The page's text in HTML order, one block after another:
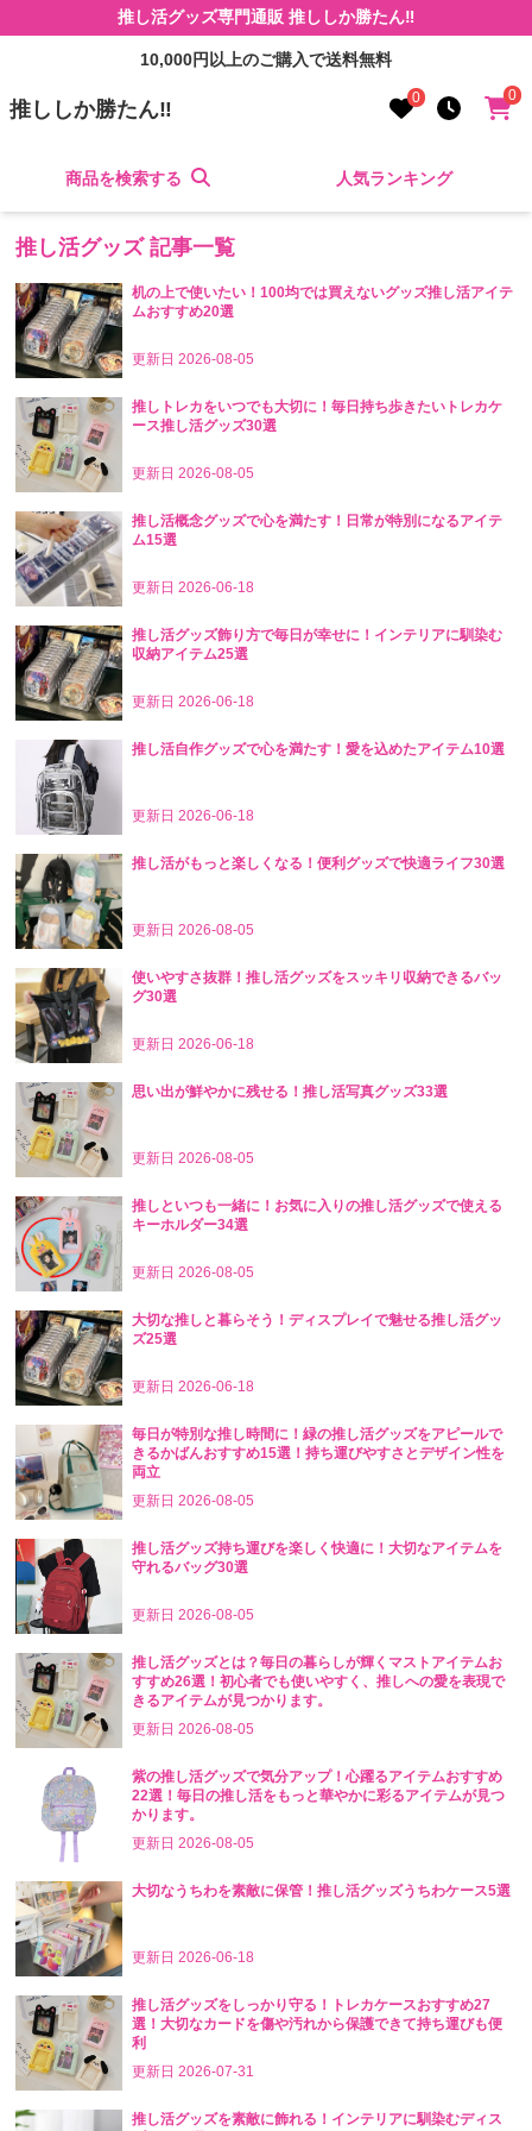
推し活グッズ専門通販 推ししか勝たん‼
10,000円以上のご購入で送料無料
推ししか勝たん‼ 0 0
商品を検索する 人気ランキング
推し活グッズ記事一覧
机の上で使いたい！100均では買えないグッズ推し活アイテ
ムおすすめ20選
更新日2026-08-05
推しトレカをいつでも大切に！毎日持ち歩きたいトレカケ
ース推し活グッズ30選
更新日2026-08-05
推し活概念グッズで心を満たす！日常が特別になるアイテ
ム15選
更新日2026-06-18
推し活グッズ飾り方で毎日が幸せに！インテリアに馴染む
収納アイテム25選
更新日2026-06-18
推し活自作グッズで心を満たす！愛を込めたアイテム10選
更新日2026-06-18
推し活がもっと楽しくなる！便利グッズで快適ライフ30選
更新日2026-08-05
使いやすさ抜群！推し活グッズをスッキリ収納できるバッ
グ30選
更新日2026-06-18
思い出が鮮やかに残せる！推し活写真グッズ33選
更新日2026-08-05
推しといつも一緒に！お気に入りの推し活グッズで使える
キーホルダー34選
更新日2026-08-05
大切な推しと暮らそう！ディスプレイで魅せる推し活グッ
ズ25選
更新日2026-06-18
毎日が特別な推し時間に！緑の推し活グッズをアピールで
きるかばんおすすめ15選！持ち運びやすさとデザイン性を
両立
更新日2026-08-05
推し活グッズ持ち運びを楽しく快適に！大切なアイテムを
守れるバッグ30選
更新日2026-08-05
推し活グッズとは？毎日の暮らしが輝くマストアイテムお
すすめ26選！初心者でも使いやすく、推しへの愛を表現で
きるアイテムが見つかります。
更新日2026-08-05
紫の推し活グッズで気分アップ！心躍るアイテムおすすめ
22選！毎日の推し活をもっと華やかに彩るアイテムが見つ
かります。
更新日2026-08-05
大切なうちわを素敵に保管！推し活グッズうちわケース5選
更新日2026-06-18
推し活グッズをしっかり守る！トレカケースおすすめ27
選！大切なカードを傷や汚れから保護できて持ち運びも便
利
更新日2026-07-31
推し活グッズを素敵に飾れる！インテリアに馴染むディス